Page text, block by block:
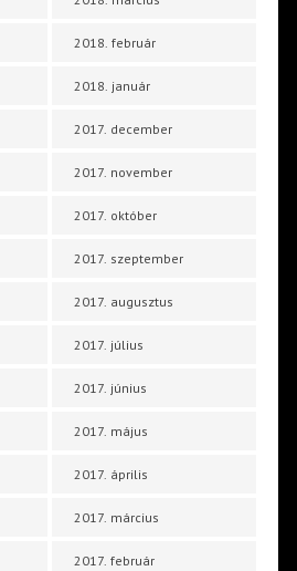
2018. február
2018. január
2017. december
2017. november
2017. október
2017. szeptember
2017. augusztus
2017. július
2017. június
2017. május
2017. április
2017. március
2017. február